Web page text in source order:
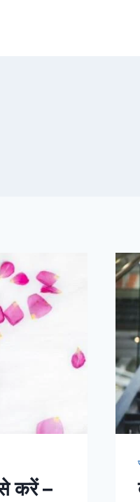
करें –